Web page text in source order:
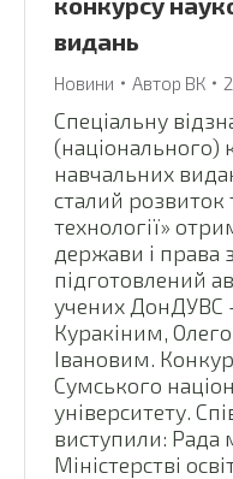
видань
Новини Автор ВК
Спеціальну
(національного)
навчальних
сталий розвиток
технології»
держави і права
підготовлений
учених ДонДУВС
Куракіним,
Івановим.
Сумського
університету.
виступили: Рада
Міністерстві